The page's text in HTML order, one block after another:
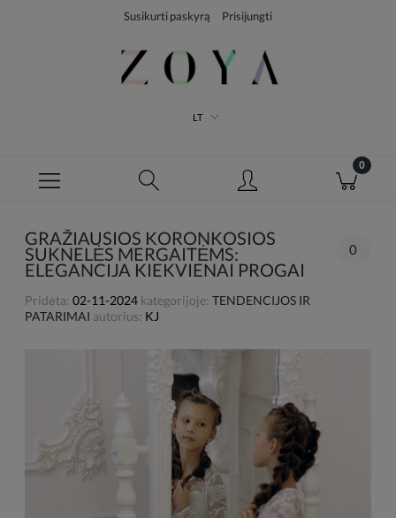
Susikurti paskyrą Prisijungti
LT
GRAŽIAUSIOS KORONKOSIOS
SUKNELĖS MERGAITĖMS:
ELEGANCIJA KIEKVIENAI PROGAI
0
Pridėta: 02-11-2024 kategorijoje: TENDENCIJOS IR
PATARIMAI autorius: KJ